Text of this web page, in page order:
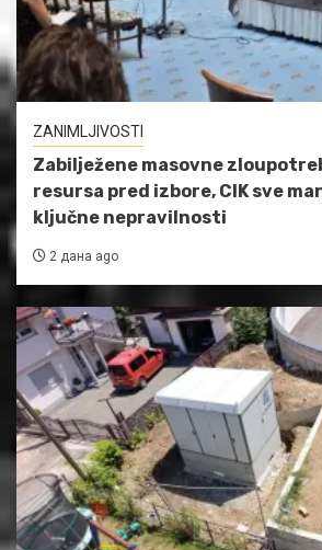
ZANIMLJIVOSTI
Zabilježene masovne
resursa pred izbore, CIK sve
ključne nepravilnosti
2 дана ago